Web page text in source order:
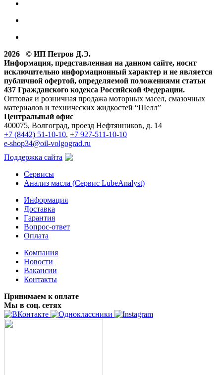
2026 © ИП Петров Д.Э.
Информация, представленная на данном сайте, носит
исключительно информационный характер и не является
публичной офертой, определяемой положениями статьи
437 Гражданского кодекса Российской Федерации.
Оптовая и розничная продажа моторных масел, смазочных
материалов и технических жидкостей “Шелл”
Центральный офис
400075, Волгоград, проезд Нефтянников, д. 14
+7 (8442) 51-10-10, +7 927-511-10-10
e-shop34@oil-volgograd.ru
Поддержка сайта
Сервисы
Анализ масла (Сервис LubeAnalyst)
Информация
Доставка
Гарантия
Вопрос-ответ
Оплата
Компания
Новости
Вакансии
Контакты
Принимаем к оплате
Мы в соц. сетях